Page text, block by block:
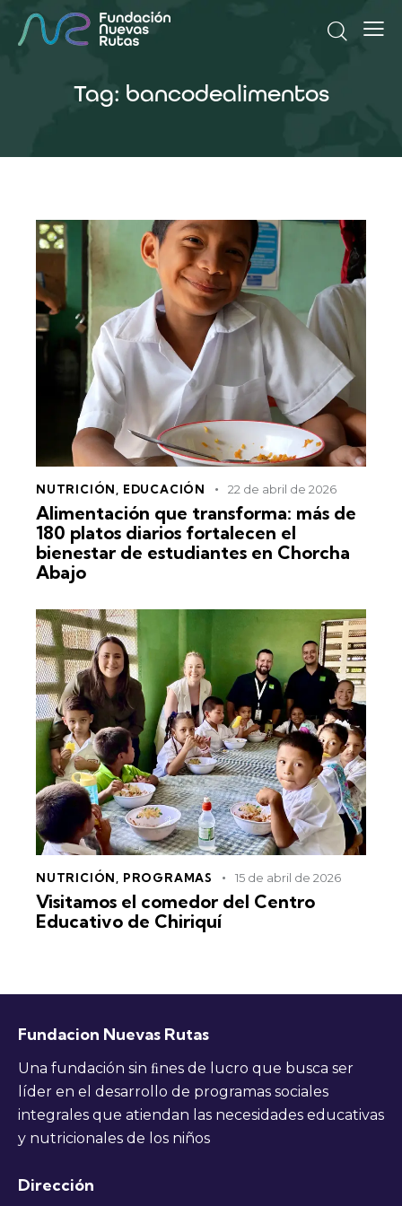
Tag: bancodealimentos
NUTRICIÓN EDUCACIÓN 22 de abril de 2026
Alimentación que transforma: más de
180 platos diarios fortalecen el
bienestar de estudiantes en Chorcha
Abajo
NUTRICIÓN, PROGRAMAS 15 de abril de 2026
Visitamos el comedor del Centro
Educativo de Chiriquí
Fundacion Nuevas Rutas
Una fundación sin ﬁnes de lucro que busca ser
líder en el desarrollo de programas sociales
integrales que atiendan las necesidades educativas
y nutricionales de los niños
Dirección